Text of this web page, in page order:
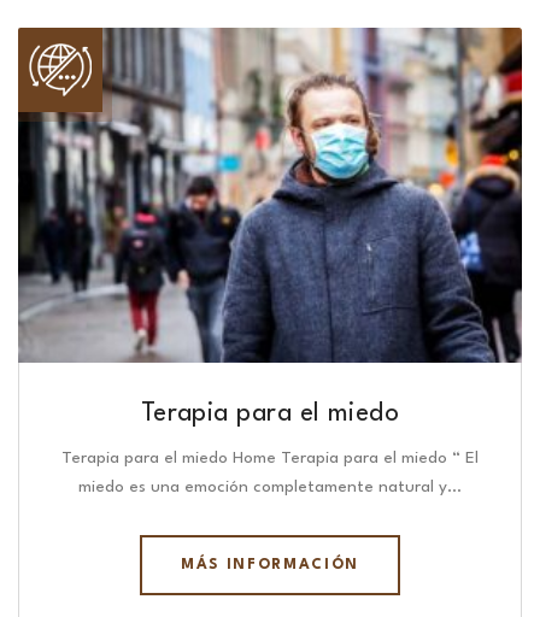
Terapia para el miedo
Terapia para el miedo Home Terapia para el miedo “ El
miedo es una emoción completamente natural y…
MÁS INFORMACIÓN